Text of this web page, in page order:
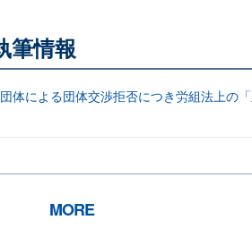
筆情報
体による団体交渉拒否につき労組法上
MORE